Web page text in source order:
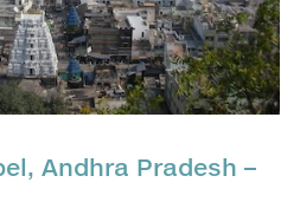
Andhra Pradesh –